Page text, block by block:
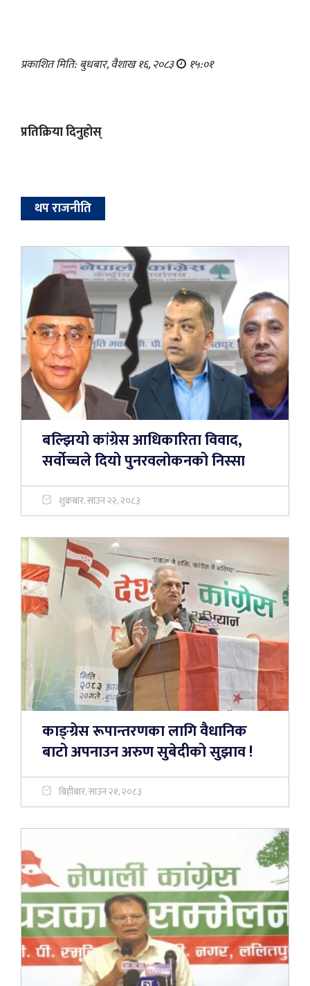
प्रकाशित मिति: बुधबार, वैशाख १६, २०८३ १५:०१
प्रतिक्रिया दिनुहोस्
थप राजनीति
बल्झियो कांग्रेस आधिकारिता विवाद,
सर्वोच्चले दियो पुनरवलोकनको निस्सा
शुक्रबार, साउन २२, २०८३
काङ्ग्रेस रूपान्तरणका लागि वैधानिक
बाटो अपनाउन अरुण सुबेदीको सुझाव !
बिहीबार, साउन २१, २०८३